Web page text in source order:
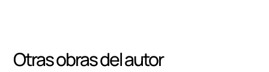
Otras obras del autor